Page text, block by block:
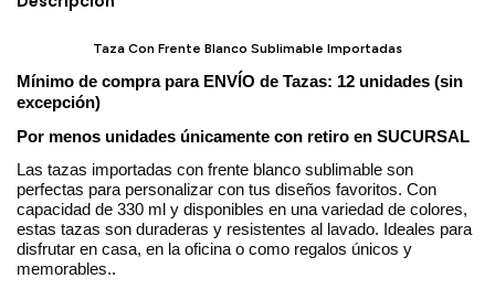
Taza Con Frente Blanco Sublimable Importadas
Mínimo de compra para ENVÍO de Tazas: 12 unidades (sin
excepción)
Por menos unidades únicamente con retiro en SUCURSAL
Las tazas importadas con frente blanco sublimable son
perfectas para personalizar con tus diseños favoritos. Con
capacidad de 330 ml y disponibles en una variedad de colores,
estas tazas son duraderas y resistentes al lavado. Ideales para
disfrutar en casa, en la oficina o como regalos únicos y
memorables..